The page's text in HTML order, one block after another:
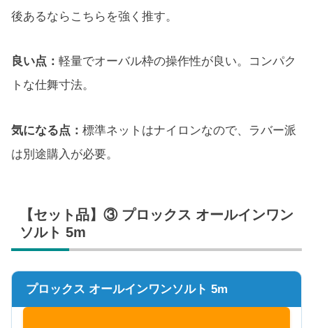
後あるならこちらを強く推す。
良い点： 軽量でオーバル枠の操作性が良い。コンパク
トな仕舞寸法。
気になる点： 標準ネットはナイロンなので、ラバー派
は別途購入が必要。
【セット品】③ プロックス オールインワン
ソルト 5m
プロックス オールインワンソルト 5m